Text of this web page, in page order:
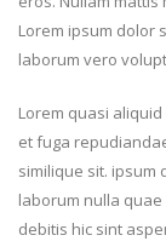
Lorem ipsum dolor
laborum vero
Lorem quasi
et fuga
similique sit. ipsum
laborum nulla
debitis hic sint